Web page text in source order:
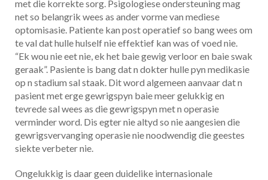
met die korrekte sorg. Psigologiese ondersteuning mag
net so belangrik wees as ander vorme van mediese
optomisasie. Patiente kan post operatief so bang wees om
te val dat hulle hulself nie effektief kan was of voed nie.
“Ek wou nie eet nie, ek het baie gewig verloor en baie swak
geraak”. Pasiente is bang dat n dokter hulle pyn medikasie
op n stadium sal staak. Dit word algemeen aanvaar dat n
pasient met erge gewrigspyn baie meer gelukkig en
tevrede sal wees as die gewrigspyn met n operasie
verminder word. Dis egter nie altyd so nie aangesien die
gewrigsvervanging operasie nie noodwendig die geestes
siekte verbeter nie.
Ongelukkig is daar geen duidelike internasionale